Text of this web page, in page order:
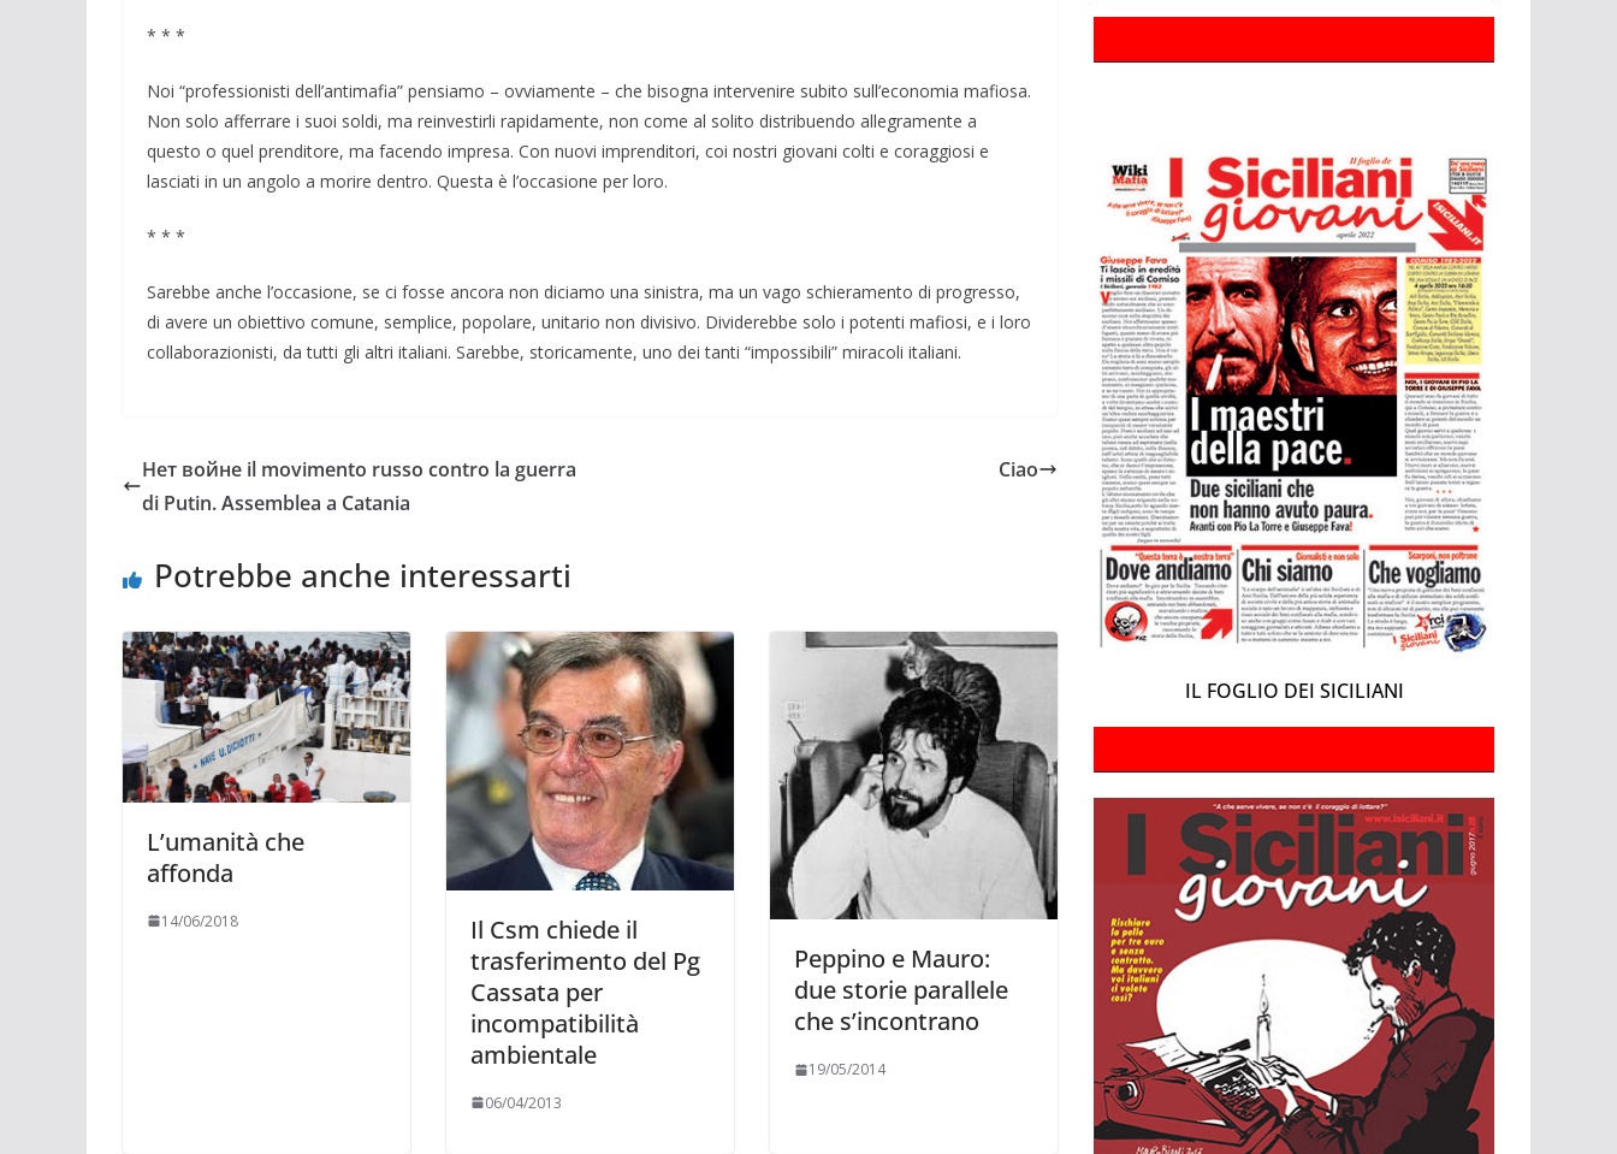
* * *
Noi “professionisti dell’antimafia” pensiamo – ovviamente – che bisogna intervenire subito sull’economia mafiosa.
Non solo afferrare i suoi soldi, ma reinvestirli rapidamente, non come al solito distribuendo allegramente a
questo o quel prenditore, ma facendo impresa. Con nuovi imprenditori, coi nostri giovani colti e coraggiosi e
lasciati in un angolo a morire dentro. Questa è l’occasione per loro.
* * *
Sarebbe anche l’occasione, se ci fosse ancora non diciamo una sinistra, ma un vago schieramento di progresso,
di avere un obiettivo comune, semplice, popolare, unitario non divisivo. Dividerebbe solo i potenti mafiosi, e i loro
collaborazionisti, da tutti gli altri italiani. Sarebbe, storicamente, uno dei tanti “impossibili” miracoli italiani.
Нет войне il movimento russo contro la guerra
di Putin. Assemblea a Catania
Ciao
Potrebbe anche interessarti
L’umanità che
affonda
14/06/2018
Il Csm chiede il
trasferimento del Pg
Cassata per
incompatibilità
ambientale
06/04/2013
Peppino e Mauro:
due storie parallele
che s’incontrano
19/05/2014
IL FOGLIO DEI SICILIANI